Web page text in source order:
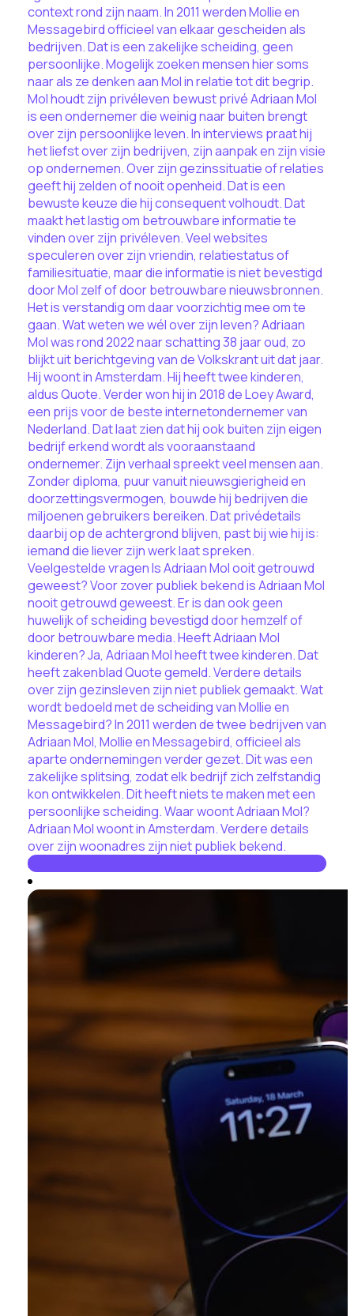
context rond zijn naam. In 2011 werden Mollie en
Messagebird officieel van elkaar gescheiden als
bedrijven. Dat is een zakelijke scheiding, geen
persoonlijke. Mogelijk zoeken mensen hier soms
naar als ze denken aan Mol in relatie tot dit begrip.
Mol houdt zijn privéleven bewust privé Adriaan Mol
is een ondernemer die weinig naar buiten brengt
over zijn persoonlijke leven. In interviews praat hij
het liefst over zijn bedrijven, zijn aanpak en zijn visie
op ondernemen. Over zijn gezinssituatie of relaties
geeft hij zelden of nooit openheid. Dat is een
bewuste keuze die hij consequent volhoudt. Dat
maakt het lastig om betrouwbare informatie te
vinden over zijn privéleven. Veel websites
speculeren over zijn vriendin, relatiestatus of
familiesituatie, maar die informatie is niet bevestigd
door Mol zelf of door betrouwbare nieuwsbronnen.
Het is verstandig om daar voorzichtig mee om te
gaan. Wat weten we wél over zijn leven? Adriaan
Mol was rond 2022 naar schatting 38 jaar oud, zo
blijkt uit berichtgeving van de Volkskrant uit dat jaar.
Hij woont in Amsterdam. Hij heeft twee kinderen,
aldus Quote. Verder won hij in 2018 de Loey Award,
een prijs voor de beste internetondernemer van
Nederland. Dat laat zien dat hij ook buiten zijn eigen
bedrijf erkend wordt als vooraanstaand
ondernemer. Zijn verhaal spreekt veel mensen aan.
Zonder diploma, puur vanuit nieuwsgierigheid en
doorzettingsvermogen, bouwde hij bedrijven die
miljoenen gebruikers bereiken. Dat privédetails
daarbij op de achtergrond blijven, past bij wie hij is:
iemand die liever zijn werk laat spreken.
Veelgestelde vragen Is Adriaan Mol ooit getrouwd
geweest? Voor zover publiek bekend is Adriaan Mol
nooit getrouwd geweest. Er is dan ook geen
huwelijk of scheiding bevestigd door hemzelf of
door betrouwbare media. Heeft Adriaan Mol
kinderen? Ja, Adriaan Mol heeft twee kinderen. Dat
heeft zakenblad Quote gemeld. Verdere details
over zijn gezinsleven zijn niet publiek gemaakt. Wat
wordt bedoeld met de scheiding van Mollie en
Messagebird? In 2011 werden de twee bedrijven van
Adriaan Mol, Mollie en Messagebird, officieel als
aparte ondernemingen verder gezet. Dit was een
zakelijke splitsing, zodat elk bedrijf zich zelfstandig
kon ontwikkelen. Dit heeft niets te maken met een
persoonlijke scheiding. Waar woont Adriaan Mol?
Adriaan Mol woont in Amsterdam. Verdere details
over zijn woonadres zijn niet publiek bekend.
Lees hier